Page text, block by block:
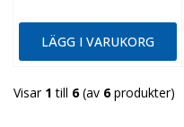
LÄGG I VARUKORG
Visar 1 till 6(av 6produkter)